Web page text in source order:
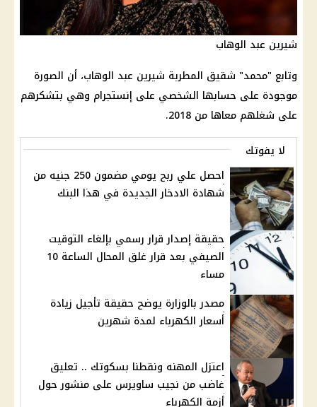
شيرين عبد الوهاب
وتابع "محمد" شقيق المطربة شيرين عبد الوهاب، أن الصورة
موجودة على حسابها الشخصي على إنستجرام وهي بتشكرهم
على شغلهم معاها من 2018.
لا يفوتك
احصل علي ربح يومي مضمون 250 جنيه من
شهادة الادخار الجديدة في هذا البنك
حقيقة إصدار قرار رسمي بإلغاء التوقيت
الصيفي بعد قرار غلق المحال الساعة 10
مساء
مصدر بالوزارة يوضح حقيقة تأجيل زيادة
أسعار الكهرباء لمدة شهرين
اعتزل المهنه ونقطنا بسكوتك .. تعليق
غاضب من نجيب ساويرس على منشور حول
أزمة الكهرباء